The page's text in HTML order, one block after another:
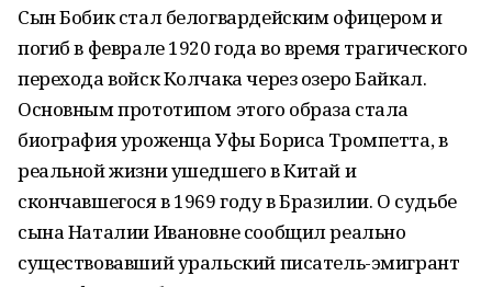
Сын Бобик стал белогвардейским офицером и
погиб в феврале 1920 года во время трагического
перехода войск Колчака через озеро Байкал.
Основным прототипом этого образа стала
биография уроженца Уфы Бориса Тромпетта, в
реальной жизни ушедшего в Китай и
скончавшегося в 1969 году в Бразилии. О судьбе
сына Наталии Ивановне сообщил реально
существовавший уральский писатель-эмигрант